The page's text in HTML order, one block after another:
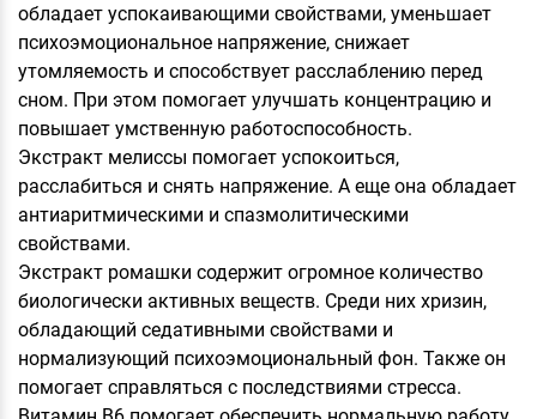
обладает успокаивающими свойствами, уменьшает
психоэмоциональное напряжение, снижает
утомляемость и способствует расслаблению перед
сном. При этом помогает улучшать концентрацию и
повышает умственную работоспособность.
Экстракт мелиссы помогает успокоиться,
расслабиться и снять напряжение. А еще она обладает
антиаритмическими и спазмолитическими
свойствами.
Экстракт ромашки содержит огромное количество
биологически активных веществ. Среди них хризин,
обладающий седативными свойствами и
нормализующий психоэмоциональный фон. Также он
помогает справляться с последствиями стресса.